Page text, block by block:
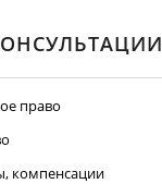
право
компенсации